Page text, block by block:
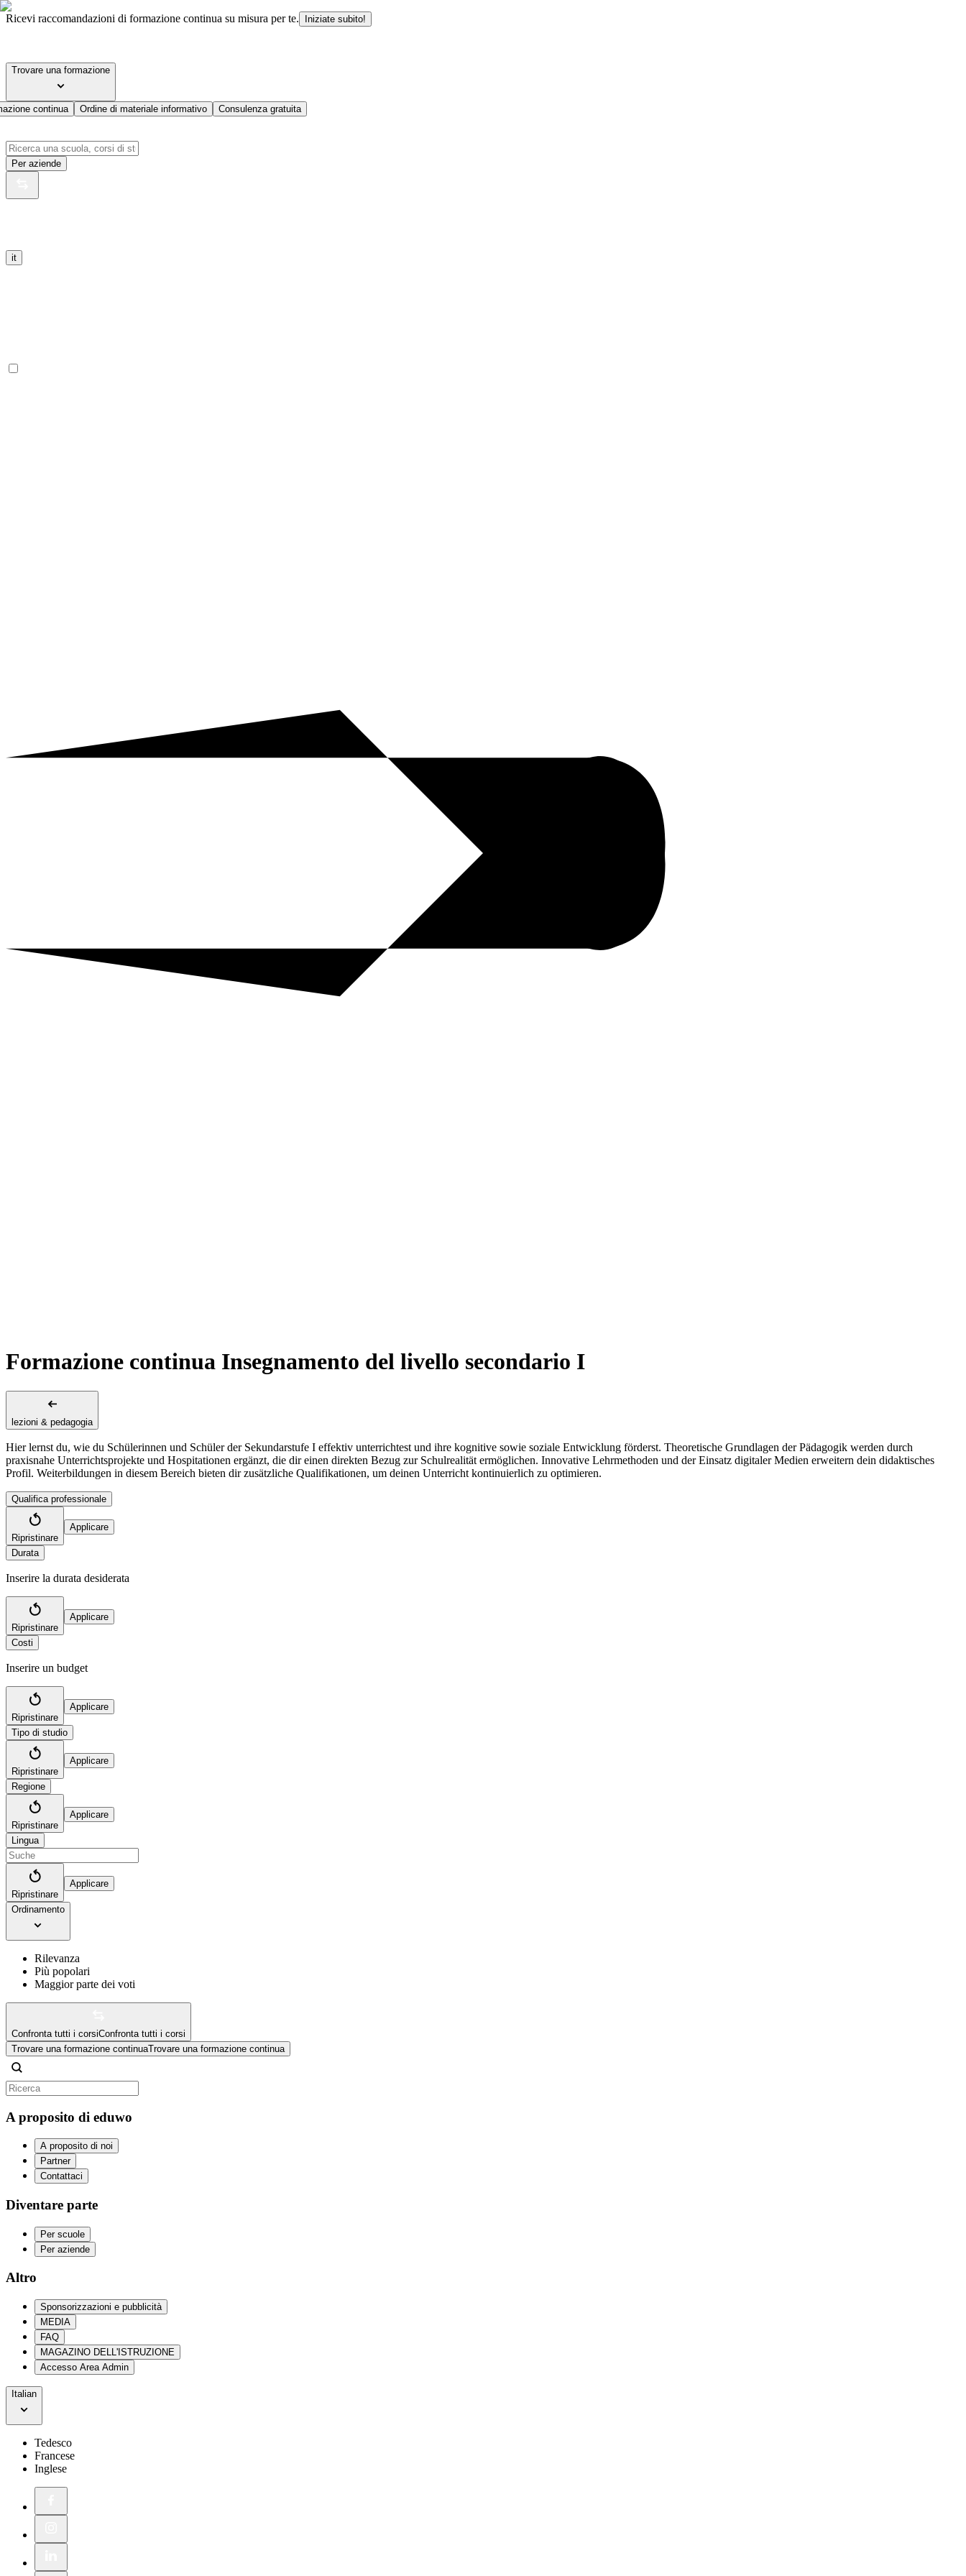
Ricevi raccomandazioni di formazione continua su misura per te. Iniziate subito!
Trovare una formazione
continua Ordine di materiale informativo Consulenza gratuita
Per aziende
it
Formazione continua Insegnamento del livello secondario I
lezioni & pedagogia
Hier lernst du, wie du Schülerinnen und Schüler der Sekundarstufe I effektiv unterrichtest und ihre kognitive sowie soziale Entwicklung förderst. Theoretische Grundlagen der Pädagogik werden durch
praxisnahe Unterrichtsprojekte und Hospitationen ergänzt, die dir einen direkten Bezug zur Schulrealität ermöglichen. Innovative Lehrmethoden und der Einsatz digitaler Medien erweitern dein didaktisches
Profil. Weiterbildungen in diesem Bereich bieten dir zusätzliche Qualifikationen, um deinen Unterricht kontinuierlich zu optimieren.
Qualifica professionale
Ripristinare
Applicare
Durata
Inserire la durata desiderata
Ripristinare
Applicare
Costi
Inserire un budget
Ripristinare
Applicare
Tipo di studio
Ripristinare
Applicare
Regione
Ripristinare
Applicare
Lingua
Ripristinare
Applicare
Ordinamento
Rilevanza
Più popolari
Maggior parte dei voti
Confronta tutti i corsiConfronta tutti i corsi
Trovare una formazione continuaTrovare una formazione continua
A proposito di eduwo
A proposito di noi
Partner
Contattaci
Diventare parte
Per scuole
Per aziende
Altro
Sponsorizzazioni e pubblicità
MEDIA
FAQ
MAGAZINO DELL'ISTRUZIONE
Accesso Area Admin
Italian
Tedesco
Francese
Inglese